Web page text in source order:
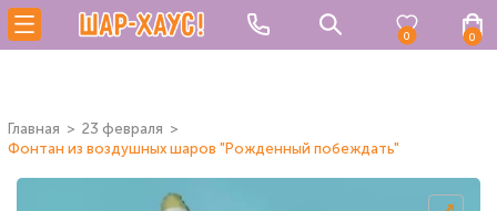
0 0
Главная
23 февраля
Фонтан из воздушных шаров "Рожденный побеждать"